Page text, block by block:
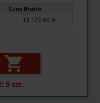
Cena Brutto
12 177.00 zł

5 szt.